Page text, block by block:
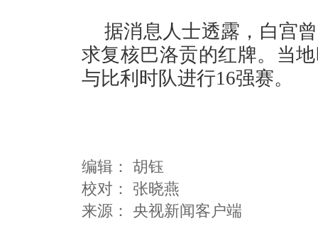
据消息人士透露，白宫
求复核巴洛贡的红牌。当
与比利时队进行16强赛。
编辑： 胡钰
校对： 张晓燕